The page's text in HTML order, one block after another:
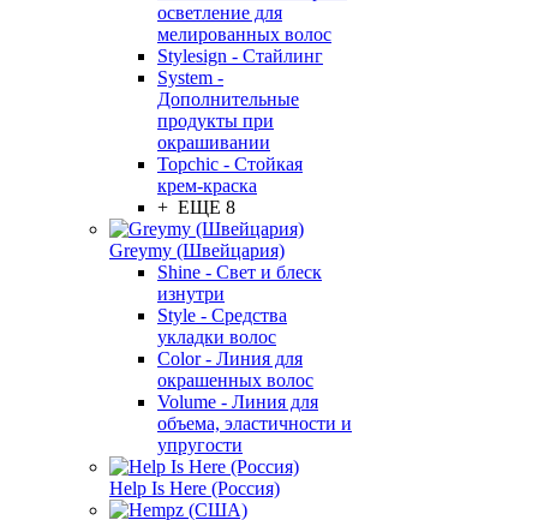
осветление для
мелированных волос
Stylesign - Стайлинг
System -
Дополнительные
продукты при
окрашивании
Topchic - Стойкая
крем-краска
+ ЕЩЕ 8
Greymy (Швейцария)
Shine - Свет и блеск
изнутри
Style - Средства
укладки волос
Color - Линия для
окрашенных волос
Volume - Линия для
объема, эластичности и
упругости
Help Is Here (Россия)